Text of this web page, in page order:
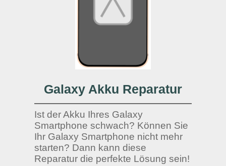
Galaxy Akku Reparatur
Ist der Akku Ihres Galaxy
Smartphone schwach? Können Sie
Ihr Galaxy Smartphone nicht mehr
starten? Dann kann diese
Reparatur die perfekte Lösung sein!